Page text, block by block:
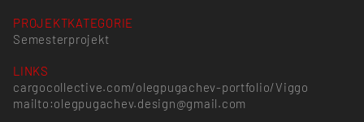
PROJEKTKATEGORIE
Semesterprojekt
LINKS
cargocollective.com/olegpugachev-portfolio/Viggo
mailto:olegpugachev.design@gmail.com